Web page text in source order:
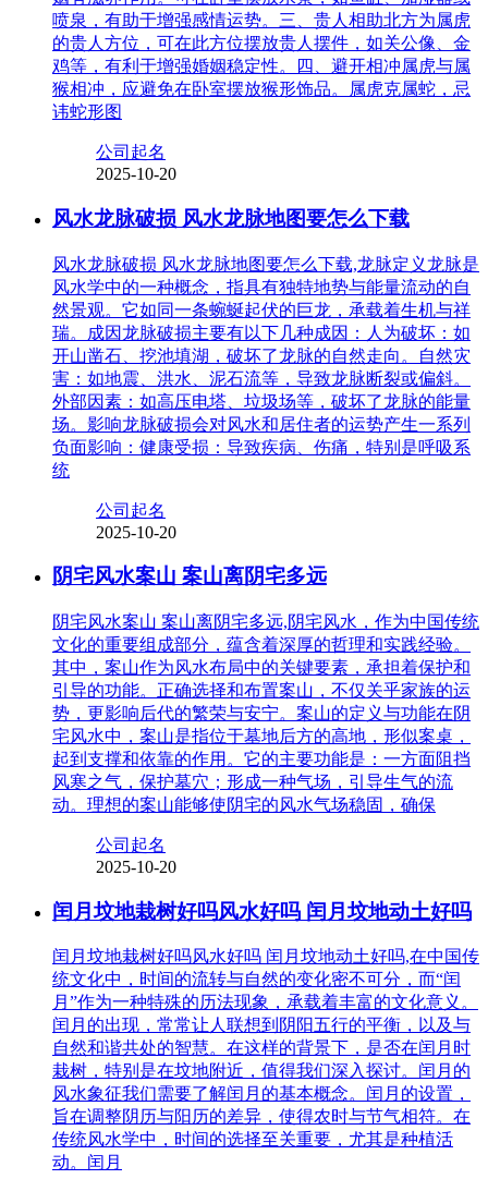
喷泉，有助于增强感情运势。三、贵人相助北方为属虎
的贵人方位，可在此方位摆放贵人摆件，如关公像、金
鸡等，有利于增强婚姻稳定性。四、避开相冲属虎与属
猴相冲，应避免在卧室摆放猴形饰品。属虎克属蛇，忌
讳蛇形图
公司起名
2025-10-20
风水龙脉破损 风水龙脉地图要怎么下载
风水龙脉破损 风水龙脉地图要怎么下载,龙脉定义龙脉是
风水学中的一种概念，指具有独特地势与能量流动的自
然景观。它如同一条蜿蜒起伏的巨龙，承载着生机与祥
瑞。成因龙脉破损主要有以下几种成因：人为破坏：如
开山凿石、挖池填湖，破坏了龙脉的自然走向。自然灾
害：如地震、洪水、泥石流等，导致龙脉断裂或偏斜。
外部因素：如高压电塔、垃圾场等，破坏了龙脉的能量
场。影响龙脉破损会对风水和居住者的运势产生一系列
负面影响：健康受损：导致疾病、伤痛，特别是呼吸系
统
公司起名
2025-10-20
阴宅风水案山 案山离阴宅多远
阴宅风水案山 案山离阴宅多远,阴宅风水，作为中国传统
文化的重要组成部分，蕴含着深厚的哲理和实践经验。
其中，案山作为风水布局中的关键要素，承担着保护和
引导的功能。正确选择和布置案山，不仅关乎家族的运
势，更影响后代的繁荣与安宁。案山的定义与功能在阴
宅风水中，案山是指位于墓地后方的高地，形似案桌，
起到支撑和依靠的作用。它的主要功能是：一方面阻挡
风寒之气，保护墓穴；形成一种气场，引导生气的流
动。理想的案山能够使阴宅的风水气场稳固，确保
公司起名
2025-10-20
闰月坟地栽树好吗风水好吗 闰月坟地动土好吗
闰月坟地栽树好吗风水好吗 闰月坟地动土好吗,在中国传
统文化中，时间的流转与自然的变化密不可分，而“闰
月”作为一种特殊的历法现象，承载着丰富的文化意义。
闰月的出现，常常让人联想到阴阳五行的平衡，以及与
自然和谐共处的智慧。在这样的背景下，是否在闰月时
栽树，特别是在坟地附近，值得我们深入探讨。闰月的
风水象征我们需要了解闰月的基本概念。闰月的设置，
旨在调整阴历与阳历的差异，使得农时与节气相符。在
传统风水学中，时间的选择至关重要，尤其是种植活
动。闰月